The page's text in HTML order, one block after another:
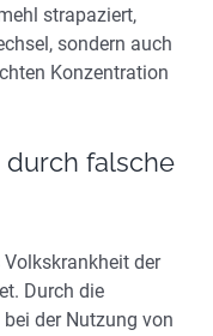
strapaziert,
sondern auch
Konzentration
falsche
der
Durch die
der Nutzung von